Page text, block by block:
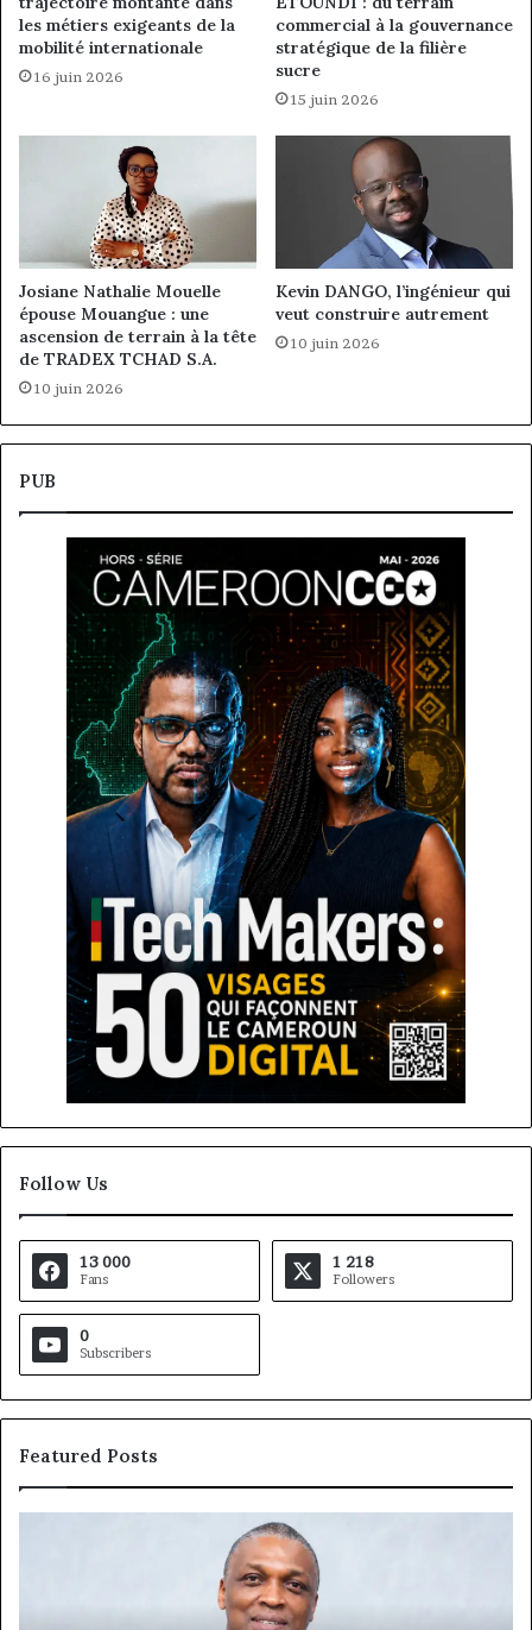
les métiers exigeants de la
mobilité internationale
16 juin 2026
commercial à la gouvernance
stratégique de la filière
sucre
15 juin 2026
Josiane Nathalie Mouelle
épouse Mouangue : une
ascension de terrain à la tête
de TRADEX TCHAD S.A.
10 juin 2026
Kevin DANGO, l’ingénieur qui
veut construire autrement
10 juin 2026
PUB
Follow Us
13 000
Fans
1 218
Followers
0
Subscribers
Featured Posts